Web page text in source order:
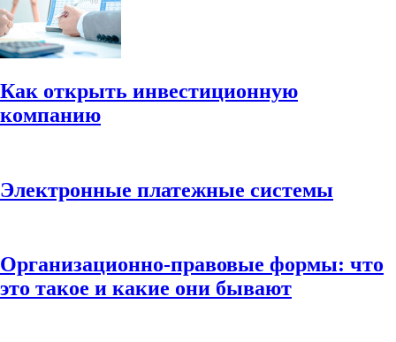
Как открыть инвестиционную
компанию
Электронные платежные системы
Организационно-правовые формы: что
это такое и какие они бывают